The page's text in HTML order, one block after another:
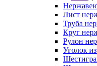
Лист
Труба
Круг
Рулон
Уголок